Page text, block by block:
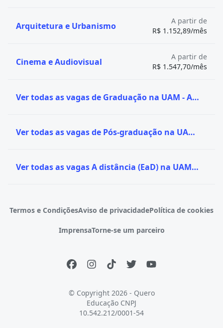
Arquitetura e Urbanismo
A partir de
R$ 1.152,89/mês
Cinema e Audiovisual
A partir de
R$ 1.547,70/mês
Ver todas as vagas de Graduação na UAM - Anhembi Morumbi
Ver todas as vagas de Pós-graduação na UAM - Anhembi Morumbi
Ver todas as vagas A distância (EaD) na UAM - Anhembi Morumbi
Termos e CondiçõesAviso de privacidadePolítica de cookies
ImprensaTorne-se um parceiro
© Copyright 2026 - Quero
Educação CNPJ
10.542.212/0001-54